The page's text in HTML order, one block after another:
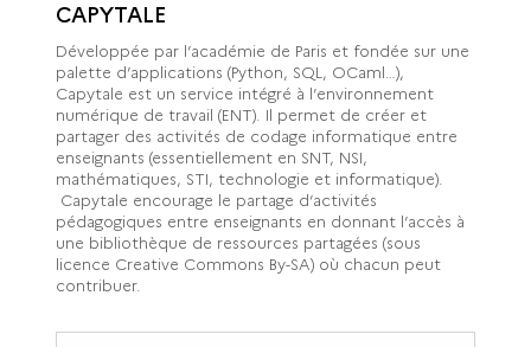
CAPYTALE
Développée par l’académie de Paris et fondée sur une
palette d’applications (Python, SQL, OCaml…),
Capytale est un service intégré à l’environnement
numérique de travail (ENT). Il permet de créer et
partager des activités de codage informatique entre
enseignants (essentiellement en SNT, NSI,
mathématiques, STI, technologie et informatique).
Capytale encourage le partage d’activités
pédagogiques entre enseignants en donnant l’accès à
une bibliothèque de ressources partagées (sous
licence Creative Commons By-SA) où chacun peut
contribuer.